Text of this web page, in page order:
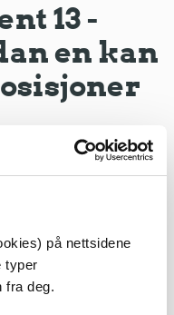
på nettsidene
typer
fra deg.
13 -
en kan
for å kunne